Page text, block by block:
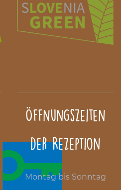
Öffnungszeiten
der Rezeption
Montag bis Sonntag